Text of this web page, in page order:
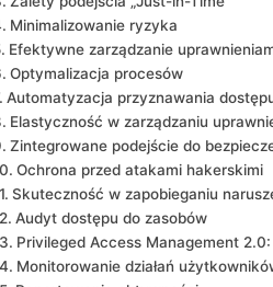
Minimalizowanie ryzyka
Efektywne zarządzanie
Optymalizacja procesów
Automatyzacja przyznawania
Elastyczność w zarządzaniu
Zintegrowane podejście do
Ochrona przed‌ atakami hakerskimi
Skuteczność w ⁢zapobieganiu⁤
Audyt dostępu do ‌zasobów
Privileged Access ‌Management
Monitorowanie działań